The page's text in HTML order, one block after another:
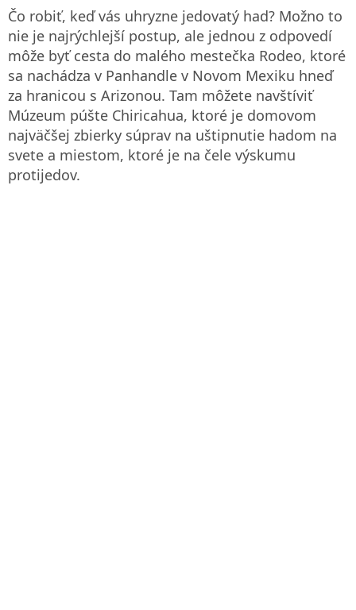
Čo robiť, keď vás uhryzne jedovatý had? Možno to
nie je najrýchlejší postup, ale jednou z odpovedí
môže byť cesta do malého mestečka Rodeo, ktoré
sa nachádza v Panhandle v Novom Mexiku hneď
za hranicou s Arizonou. Tam môžete navštíviť
Múzeum púšte Chiricahua, ktoré je domovom
najväčšej zbierky súprav na uštipnutie hadom na
svete a miestom, ktoré je na čele výskumu
protijedov.